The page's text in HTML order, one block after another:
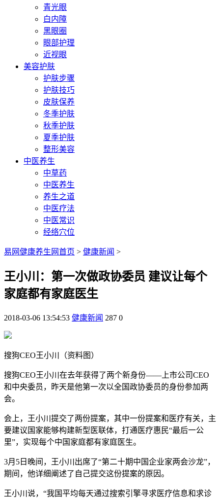
青光眼
白内障
黑眼圈
眼部护理
近视眼
美容护肤
护肤步骤
护肤技巧
皮肤保养
冬季护肤
秋季护肤
夏季护肤
整形美容
中医养生
中草药
中医养生
养生之道
中医疗法
中医常识
经络穴位
易网健康养生网首页 > 健康新闻 >
王小川：第一次做政协委员 建议让每个
家庭都有家庭医生
2018-03-06 13:54:53 健康新闻 287 0
搜狗CEO王小川（资料图）
搜狗CEO王小川在去年获得了两个新身份——上市公司CEO
和中央委员，昨天是他第一次以全国政协委员的身份参加两
会。
会上，王小川提交了两份提案，其中一份提案和医疗有关，主
要建议国家能够构建新型医联体，打通医疗惠民“最后一公
里”，实现每个中国家庭都有家庭医生。
3月5日晚间，王小川出席了“第二十期中国企业家两会沙龙”，
期间，他详细阐述了自己提交这份提案的原因。
王小川说，“我国平均每天通过搜索引擎寻求医疗信息和求诊